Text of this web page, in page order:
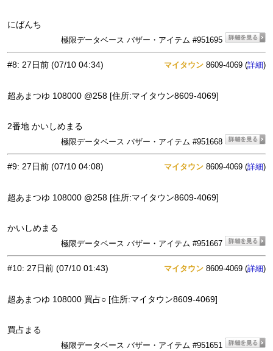
にばんち
極限データベース バザー・アイテム #951695
#8: 27日前 (07/10 04:34) マイタウン 8609-4069 (詳細)
超あまつゆ 108000 @258 [住所:マイタウン8609-4069]
2番地 かいしめまる
極限データベース バザー・アイテム #951668
#9: 27日前 (07/10 04:08) マイタウン 8609-4069 (詳細)
超あまつゆ 108000 @258 [住所:マイタウン8609-4069]
かいしめまる
極限データベース バザー・アイテム #951667
#10: 27日前 (07/10 01:43) マイタウン 8609-4069 (詳細)
超あまつゆ 108000 買占○ [住所:マイタウン8609-4069]
買占まる
極限データベース バザー・アイテム #951651